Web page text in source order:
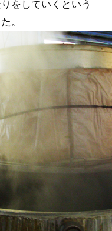
をしていくという
。